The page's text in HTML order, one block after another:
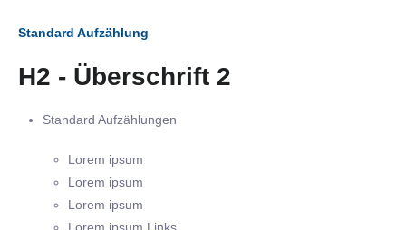
Standard Aufzählung
H2 - Überschrift 2
Standard Aufzählungen
Lorem ipsum
Lorem ipsum
Lorem ipsum